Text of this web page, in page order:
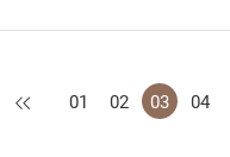
上一页
01 02 03 04